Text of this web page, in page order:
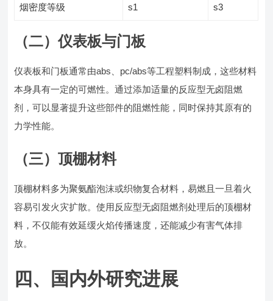
烟密度等级 s1 s3
（二）仪表板与门板
仪表板和门板通常由abs、pc/abs等工程塑料制成，这些材料
本身具有一定的可燃性。通过添加适量的反应型无卤阻燃
剂，可以显著提升这些部件的阻燃性能，同时保持其原有的
力学性能。
（三）顶棚材料
顶棚材料多为聚氨酯泡沫或织物复合材料，易燃且一旦着火
容易引发火灾扩散。使用反应型无卤阻燃剂处理后的顶棚材
料，不仅能有效延缓火焰传播速度，还能减少有害气体排
放。
四、国内外研究进展